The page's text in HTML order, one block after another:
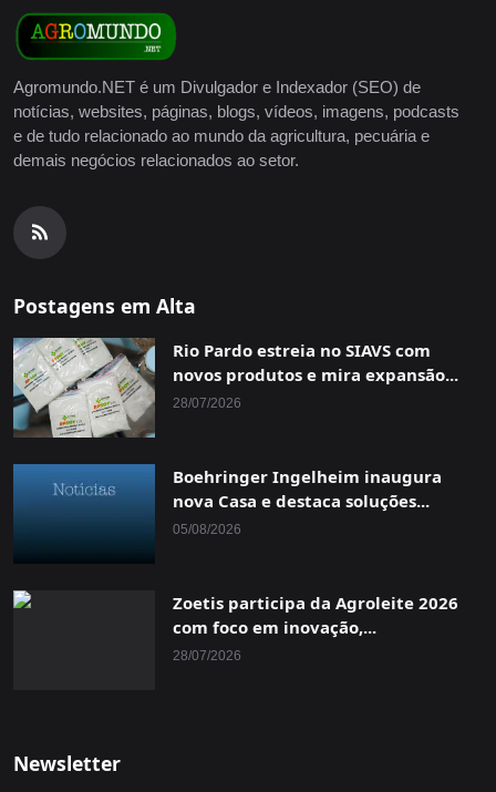
Agromundo.NET é um Divulgador e Indexador (SEO) de
notícias, websites, páginas, blogs, vídeos, imagens, podcasts
e de tudo relacionado ao mundo da agricultura, pecuária e
demais negócios relacionados ao setor.
Postagens em Alta
Rio Pardo estreia no SIAVS com
novos produtos e mira expansão...
28/07/2026
Boehringer Ingelheim inaugura
nova Casa e destaca soluções...
05/08/2026
Zoetis participa da Agroleite 2026
com foco em inovação,...
28/07/2026
Newsletter